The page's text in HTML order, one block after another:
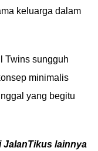
keluarga dalam
Twins sungguh
minimalis
yang begitu
JalanTikus lainnya